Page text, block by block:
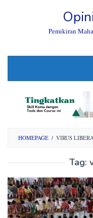
Pemikiran
HOMEPAGE / VIRUS
Tag: